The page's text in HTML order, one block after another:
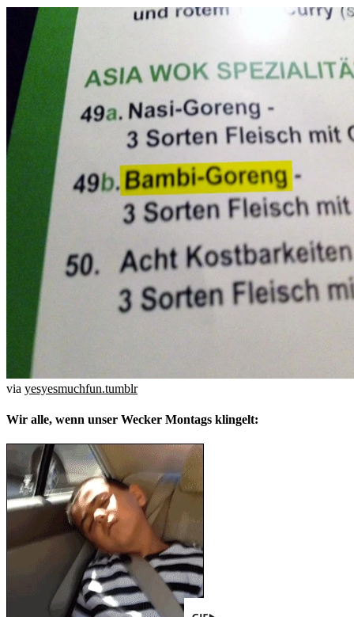
via yesyesmuchfun.tumblr
Wir alle, wenn unser Wecker Montags klingelt: